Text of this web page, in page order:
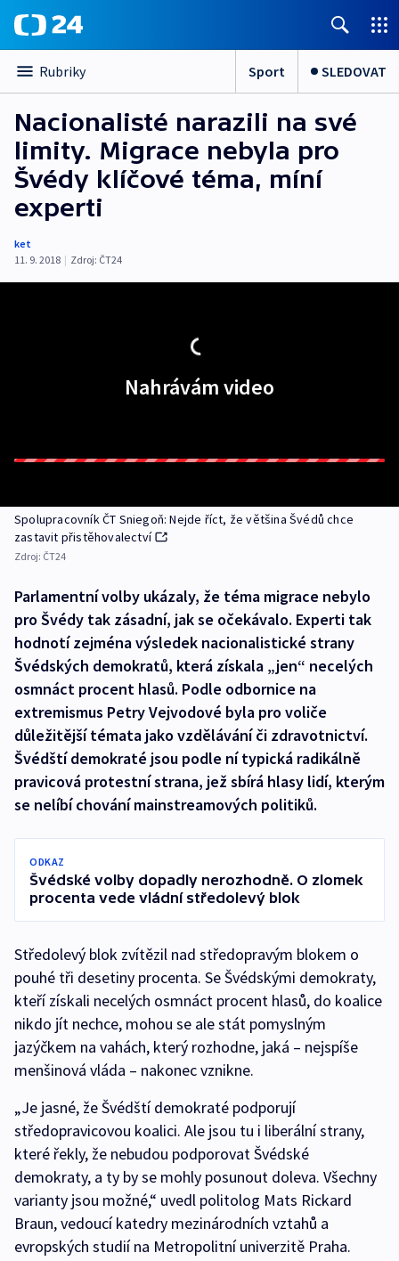
Rubriky Sport SLEDOVAT
Nacionalisté narazili na své
limity. Migrace nebyla pro
Švédy klíčové téma, míní
experti
ket
11. 9. 2018 | Zdroj: ČT24
Nahrávám video
Spolupracovník ČT Sniegoň: Nejde říct, že většina Švédů chce
zastavit přistěhovalectví
Zdroj: ČT24
Parlamentní volby ukázaly, že téma migrace nebylo
pro Švédy tak zásadní, jak se očekávalo. Experti tak
hodnotí zejména výsledek nacionalistické strany
Švédských demokratů, která získala „jen“ necelých
osmnáct procent hlasů. Podle odbornice na
extremismus Petry Vejvodové byla pro voliče
důležitější témata jako vzdělávání či zdravotnictví.
Švédští demokraté jsou podle ní typická radikálně
pravicová protestní strana, jež sbírá hlasy lidí, kterým
se nelíbí chování mainstreamových politiků.
ODKAZ
Švédské volby dopadly nerozhodně. O zlomek
procenta vede vládní středolevý blok
Středolevý blok zvítězil nad středopravým blokem o
pouhé tři desetiny procenta. Se Švédskými demokraty,
kteří získali necelých osmnáct procent hlasů, do koalice
nikdo jít nechce, mohou se ale stát pomyslným
jazýčkem na vahách, který rozhodne, jaká – nejspíše
menšinová vláda – nakonec vznikne.
„Je jasné, že Švédští demokraté podporují
středopravicovou koalici. Ale jsou tu i liberální strany,
které řekly, že nebudou podporovat Švédské
demokraty, a ty by se mohly posunout doleva. Všechny
varianty jsou možné,“ uvedl politolog Mats Rickard
Braun, vedoucí katedry mezinárodních vztahů a
evropských studií na Metropolitní univerzitě Praha.